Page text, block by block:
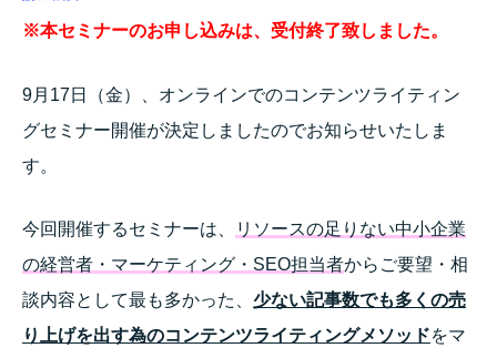
※本セミナーのお申し込みは、受付終了致しました。
9月17日（金）、オンラインでのコンテンツライティン
グセミナー開催が決定しましたのでお知らせいたしま
す。
今回開催するセミナーは、
リソースの足りない中小企業
の経営者・マーケティング・SEO担当者からご要望・相
談内容として最も多かった、 少ない記事数でも多くの売
り上げを出す為のコンテンツライティングメソッドをマ